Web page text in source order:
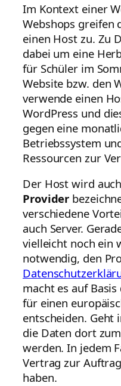
Im Kontext einer
Webshops greifen
einen Host zu. Zu
dabei um eine
für Schüler im
Website bzw. den
verwende einen
WordPress und
gegen eine
Betriebssystem
Ressourcen zur
Der Host wird
Provider
verschiedene
auch Server.
vielleicht noch ein
notwendig, den
macht es auf Basis
für einen
entscheiden. Geht
die Daten dort
werden. In jedem
Vertrag zur
haben.